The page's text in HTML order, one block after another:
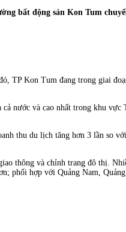
bất động sản Kon Tum
TP Kon Tum đang trong giai
nước và cao nhất trong khu
thu du lịch tăng hơn 3 lần so
thông và chỉnh trang đô thị.
phối hợp với Quảng Nam,